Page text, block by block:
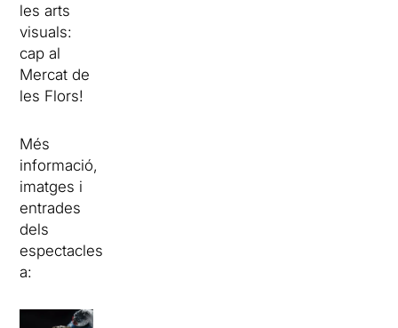
les arts
visuals:
cap al
Mercat de
les Flors!
Més
informació,
imatges i
entrades
dels
espectacles
a: